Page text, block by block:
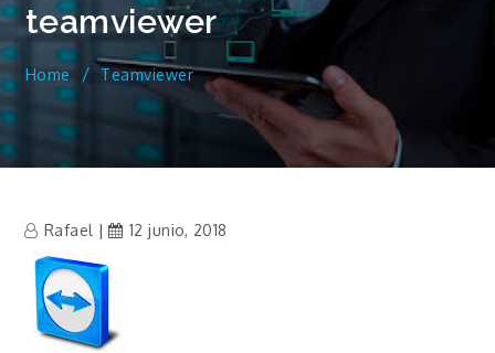
teamviewer
Home Teamviewer
Rafael 12 junio, 2018